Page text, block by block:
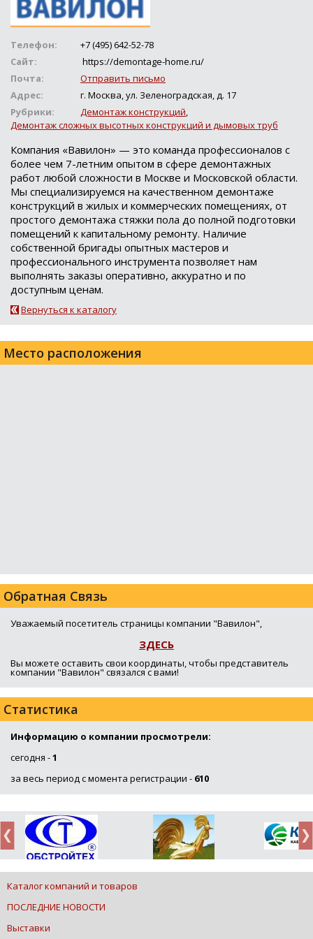
Телефон:
+7 (495) 642-52-78
Сайт:
https://demontage-home.ru/
Почта:
Отправить письмо
Адрес:
г. Москва, ул. Зеленоградская, д. 17
Рубрики:
Демонтаж конструкций
Демонтаж сложных высотных конструкций и дымовых труб
Компания «Вавилон» — это команда профессионалов с
более чем 7-летним опытом в сфере демонтажных
работ любой сложности в Москве и Московской области.
Мы специализируемся на качественном демонтаже
конструкций в жилых и коммерческих помещениях, от
простого демонтажа стяжки пола до полной подготовки
помещений к капитальному ремонту. Наличие
собственной бригады опытных мастеров и
профессионального инструмента позволяет нам
выполнять заказы оперативно, аккуратно и по
доступным ценам.
Вернуться к каталогу
Место расположения
Обратная Связь
Уважаемый посетитель страницы компании "Вавилон",
ЗДЕСЬ
Вы можете оставить свои координаты, чтобы представитель
компании "Вавилон" связался с вами!
Статистика
Информацию о компании просмотрели:
сегодня -1
за весь период с момента регистрации - 610
Каталог компаний и товаров
ПОСЛЕДНИЕ НОВОСТИ
Выставки